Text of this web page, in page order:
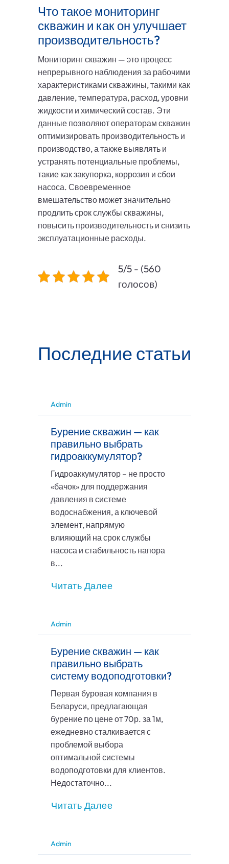
Что такое мониторинг
скважин и как он улучшает
производительность?
Мониторинг скважин — это процесс
непрерывного наблюдения за рабочими
характеристиками скважины, такими как
давление, температура, расход, уровни
жидкости и химический состав. Эти
данные позволяют операторам скважин
оптимизировать производительность и
производство, а также выявлять и
устранять потенциальные проблемы,
такие как закупорка, коррозия и сбои
насоса. Своевременное
вмешательство может значительно
продлить срок службы скважины,
повысить производительность и снизить
эксплуатационные расходы.
5/5 - (560
голосов)
Последние статьи
Admin
Бурение скважин — как
правильно выбрать
гидроаккумулятор?
Гидроаккумулятор – не просто
«бачок» для поддержания
давления в системе
водоснабжения, а ключевой
элемент, напрямую
влияющий на срок службы
насоса и стабильность напора
в...
Читать Далее
Admin
Бурение скважин — как
правильно выбрать
систему водоподготовки?
Первая буровая компания в
Беларуси, предлагающая
бурение по цене от 70р. за 1м,
ежедневно сталкивается с
проблемой выбора
оптимальной системы
водоподготовки для клиентов.
Недостаточно...
Читать Далее
Admin